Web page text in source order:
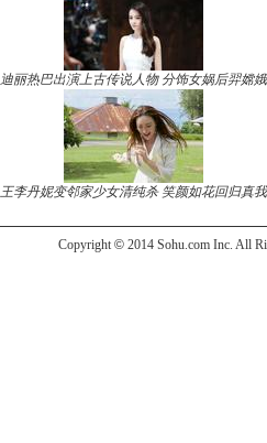
迪丽热巴出演上古传说人物 分饰女娲后羿嫦娥
王李丹妮变邻家少女清纯杀 笑颜如花回归真我
Copyright © 2014 Sohu.com Inc. All